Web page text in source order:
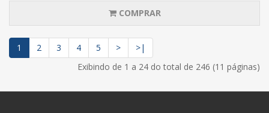
COMPRAR
1 2 3 4 5 >
>|
Exibindo de 1 a 24 do total de 246 (11 páginas)